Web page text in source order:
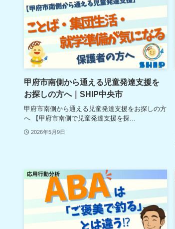
甲府市南側から通える児童発達支援を
お探しの方へ｜SHIP中央市
甲府市南側から通える児童発達支援をお探しの方
へ 【甲府市南側で児童発達支援を探...
2026年5月9日